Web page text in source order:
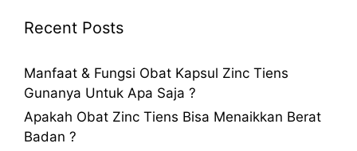
Recent Posts
Manfaat & Fungsi Obat Kapsul Zinc Tiens
Gunanya Untuk Apa Saja ?
Apakah Obat Zinc Tiens Bisa Menaikkan Berat
Badan ?